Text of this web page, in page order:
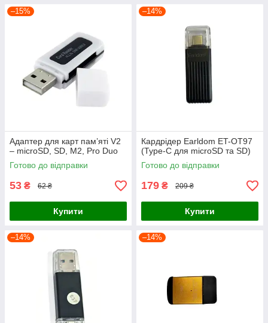
–15%
Адаптер для карт пам’яті V2
– microSD, SD, M2, Pro Duo
Готово до відправки
53 ₴ 62 ₴
Купити
–14%
Кардрідер Earldom ET-OT97
(Type-C для microSD та SD)
Готово до відправки
179 ₴ 209 ₴
Купити
–14% –14%